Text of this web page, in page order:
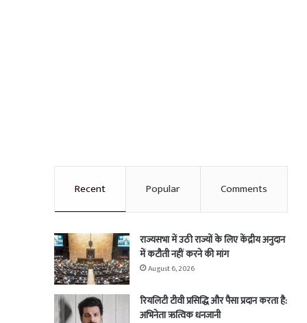
Recent Popular Comments
राज्यसभा में उठी राज्यों के लिए केंद्रीय अनुदान
में कटौती नहीं करने की मांग
August 6, 2026
रियलिटी टीवी प्रसिद्धि और पैसा प्रदान करता है:
अभिनेता ऋत्विक धनजानी